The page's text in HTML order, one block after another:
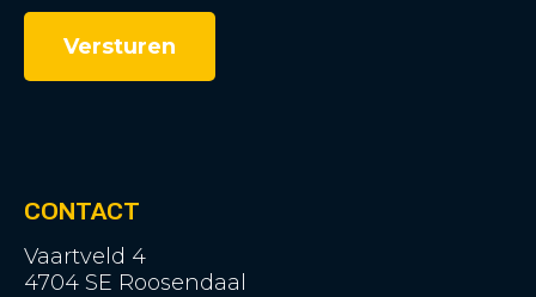
CONTACT
Vaartveld 4
4704 SE Roosendaal